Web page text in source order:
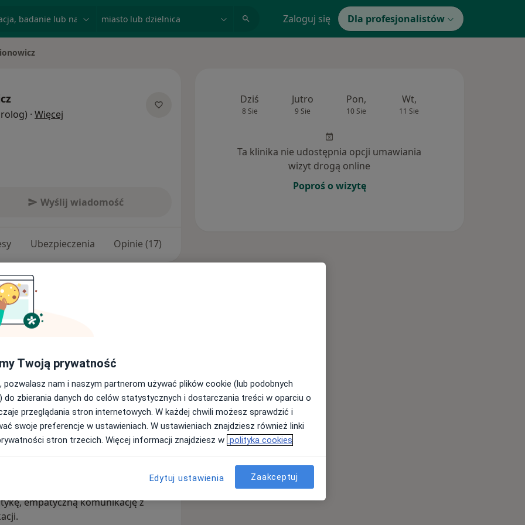
Zaloguj się Dla profesjonalistów
· Więcej
Wyślij wiadomość
Ubezpieczenia Opinie (17)
i absolwentem kierunku
Jagiellońskiego.
jako lekarz stażysta w Szpitalu
szkolenie specjalizacyjne z
Onkologicznej i Laparoskopowej
a obecnie kontynuuję je
Specjalistycznego im.
aktywnie uczestniczę w
Towarzystwa Urologicznego.
moczowego, a szczególnym
onkologiczna oraz techniki
kursu ultrasonografii układu
i wykonuję badania USG w
empatyczną komunikację z
Dziś
8 Sie
Jutro
9 Sie
Pon,
10 Sie
Wt,
11 Sie
Ta klinika nie udostępnia opcji umawiania
wizyt drogą online
Poproś o wizytę
Twoją prywatność
pozwalasz nam i naszym partnerom używać plików cookie (lub podobnych
do zbierania danych do celów statystycznych i dostarczania treści w oparciu o
przeglądania stron internetowych. W każdej chwili możesz sprawdzić i
swoje preferencje w ustawieniach. W ustawieniach znajdziesz również linki
stron trzecich. Więcej informacji znajdziesz w polityka cookies
Edytuj ustawienia Zaakceptuj